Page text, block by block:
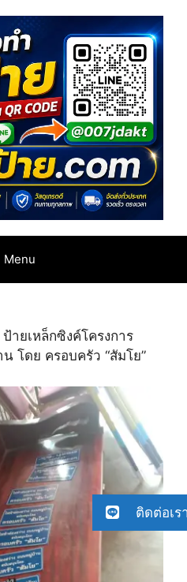
Menu
ป้ายเหล็กซิงค์โครงการ
โดย ครอบครัว “สัมโย”
ติดต่อเร